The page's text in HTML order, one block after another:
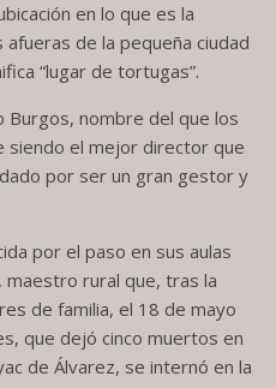
en lo que es la
de la pequeña ciudad
“lugar de tortugas”.
Burgos, nombre del que los
siendo el mejor director que
por ser un gran gestor y
por el paso en sus aulas
maestro rural que, tras la
de familia, el 18 de mayo
que dejó cinco muertos en
de Álvarez, se internó en la